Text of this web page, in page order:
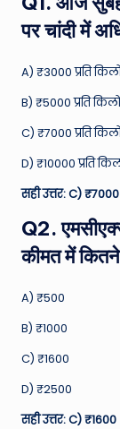
पर चांदी में
A) ₹3000 प्रति
B) ₹5000 प्रति किलो
C) ₹7000 प्रति
D) ₹10000 प्रति
सही उत्तर: C) ₹7000
Q2.
कीमत में
A) ₹500
B) ₹1000
C) ₹1600
D) ₹2500
सही उत्तर: C) ₹1600